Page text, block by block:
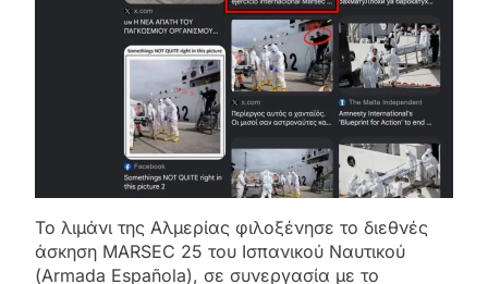
Το λιμάνι της Αλμερίας φιλοξένησε το διεθνές
άσκηση MARSEC 25 του Ισπανικού Ναυτικού
(Armada Española), σε συνεργασία με το